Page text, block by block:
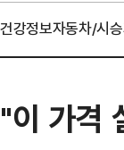
건강정보자동차/시
"이 가격